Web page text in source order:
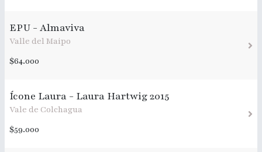
EPU - Almaviva
Valle del Maipo
$64.000
Ícone Laura - Laura Hartwig 2015
Vale de Colchagua
$59.000